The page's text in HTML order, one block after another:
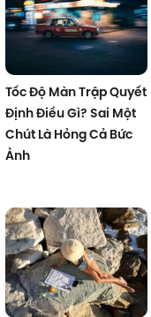
Tốc Độ Màn Trập Quyết
Định Điều Gì? Sai Một
Chút Là Hỏng Cả Bức
Ảnh